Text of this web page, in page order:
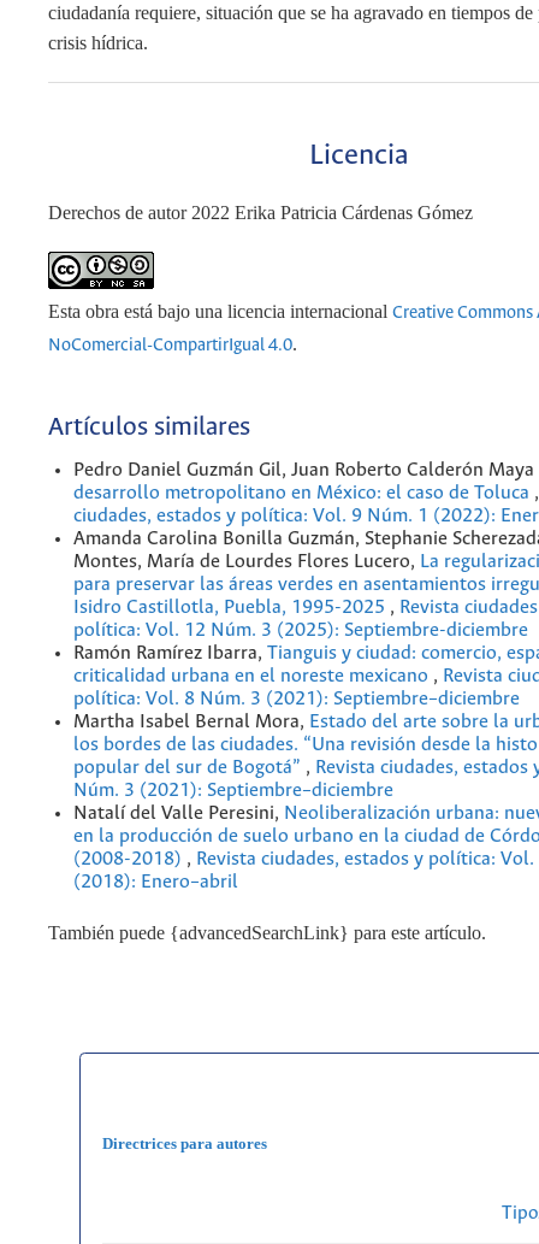
ciudadanía requiere, situación que se ha agravado en tiempos
crisis hídrica.
Licencia
Derechos de autor 2022 Erika Patricia Cárdenas Gómez
Esta obra está bajo una licencia internacional Creative
NoComercial-CompartirIgual 4.0.
Artículos similares
Pedro Daniel Guzmán Gil, Juan Roberto Calderón
desarrollo metropolitano en México: el caso de Toluca
ciudades, estados y política: Vol. 9 Núm. 1 (2022):
Amanda Carolina Bonilla Guzmán, Stephanie
Montes, María de Lourdes Flores Lucero, La
para preservar las áreas verdes en asentamientos
Isidro Castillotla, Puebla, 1995-2025 , Revista
política: Vol. 12 Núm. 3 (2025): Septiembre-diciembre
Ramón Ramírez Ibarra, Tianguis y ciudad: comercio,
criticalidad urbana en el noreste mexicano , Revista
política: Vol. 8 Núm. 3 (2021): Septiembre–diciembre
Martha Isabel Bernal Mora, Estado del arte sobre la
los bordes de las ciudades. “Una revisión desde la
popular del sur de Bogotá” , Revista ciudades,
Núm. 3 (2021): Septiembre–diciembre
Natalí del Valle Peresini, Neoliberalización urbana:
en la producción de suelo urbano en la ciudad de
(2008-2018) , Revista ciudades, estados y política:
(2018): Enero–abril
También puede {advancedSearchLink} para este artículo.
Directrices para autores